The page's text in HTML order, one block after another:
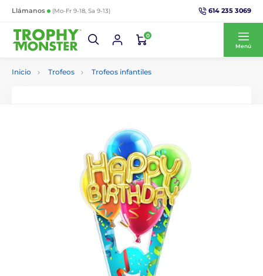
Llámanos (Mo-Fr 9-18, Sa 9-13) 614 235 3069
0
Menú
Inicio Trofeos Trofeos infantiles